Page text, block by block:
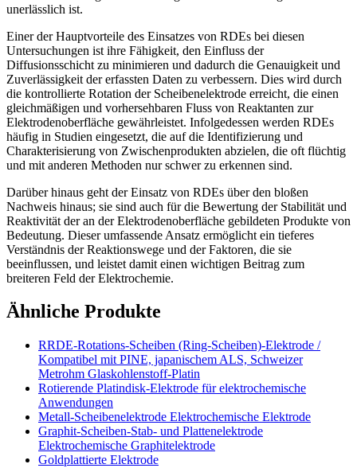
unerlässlich ist.
Einer der Hauptvorteile des Einsatzes von RDEs bei diesen
Untersuchungen ist ihre Fähigkeit, den Einfluss der
Diffusionsschicht zu minimieren und dadurch die Genauigkeit und
Zuverlässigkeit der erfassten Daten zu verbessern. Dies wird durch
die kontrollierte Rotation der Scheibenelektrode erreicht, die einen
gleichmäßigen und vorhersehbaren Fluss von Reaktanten zur
Elektrodenoberfläche gewährleistet. Infolgedessen werden RDEs
häufig in Studien eingesetzt, die auf die Identifizierung und
Charakterisierung von Zwischenprodukten abzielen, die oft flüchtig
und mit anderen Methoden nur schwer zu erkennen sind.
Darüber hinaus geht der Einsatz von RDEs über den bloßen
Nachweis hinaus; sie sind auch für die Bewertung der Stabilität und
Reaktivität der an der Elektrodenoberfläche gebildeten Produkte von
Bedeutung. Dieser umfassende Ansatz ermöglicht ein tieferes
Verständnis der Reaktionswege und der Faktoren, die sie
beeinflussen, und leistet damit einen wichtigen Beitrag zum
breiteren Feld der Elektrochemie.
Ähnliche Produkte
RRDE-Rotations-Scheiben (Ring-Scheiben)-Elektrode /
Kompatibel mit PINE, japanischem ALS, Schweizer
Metrohm Glaskohlenstoff-Platin
Rotierende Platindisk-Elektrode für elektrochemische
Anwendungen
Metall-Scheibenelektrode Elektrochemische Elektrode
Graphit-Scheiben-Stab- und Plattenelektrode
Elektrochemische Graphitelektrode
Goldplattierte Elektrode